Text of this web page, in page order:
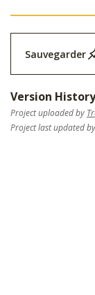
Sauvegarder
Version History
Project uploaded by
Project last updated by